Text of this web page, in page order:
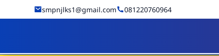
Skip to Contentsmpnjlks1@gmail.com 081220760964